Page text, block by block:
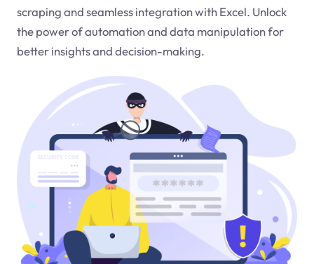
scraping and seamless integration with Excel. Unlock
the power of automation and data manipulation for
better insights and decision-making.